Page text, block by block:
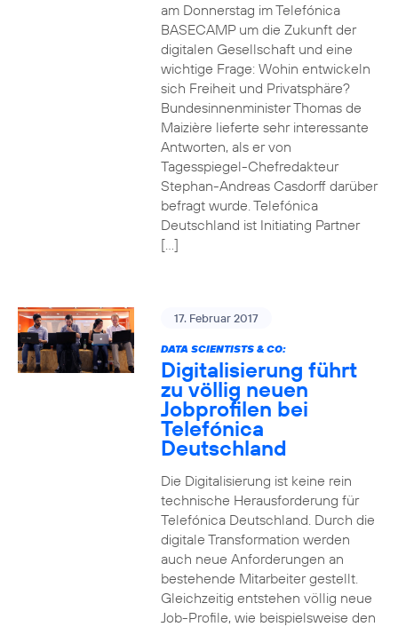
am Donnerstag im Telefónica
BASECAMP um die Zukunft der
digitalen Gesellschaft und eine
wichtige Frage: Wohin entwickeln
sich Freiheit und Privatsphäre?
Bundesinnenminister Thomas de
Maizière lieferte sehr interessante
Antworten, als er von
Tagesspiegel-Chefredakteur
Stephan-Andreas Casdorff darüber
befragt wurde. Telefónica
Deutschland ist Initiating Partner
[…]
17. Februar 2017
DATA SCIENTISTS & CO:
Digitalisierung führt
zu völlig neuen
Jobprofilen bei
Telefónica
Deutschland
Die Digitalisierung ist keine rein
technische Herausforderung für
Telefónica Deutschland. Durch die
digitale Transformation werden
auch neue Anforderungen an
bestehende Mitarbeiter gestellt.
Gleichzeitig entstehen völlig neue
Job-Profile, wie beispielsweise den